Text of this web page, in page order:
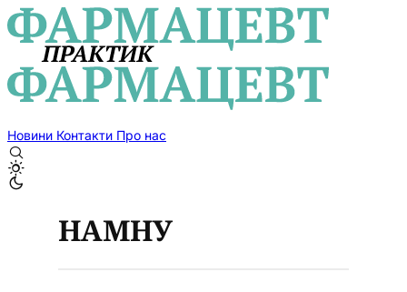
Новини Контакти Про нас
НАМНУ